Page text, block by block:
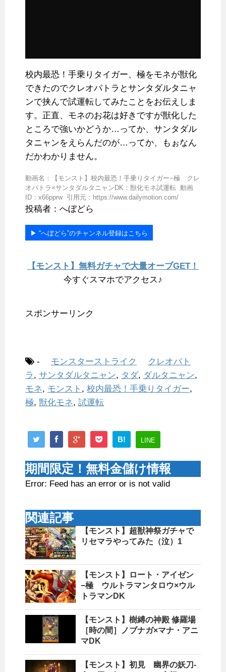
校内最恐！手乗りタイガー、極をモネが獣化
できたのでクレオパトラとサンタダルタニャ
ンで挟んで試運転してみたことをお伝えしま
す。正直、モネのお花は好きですが獣化した
ところで強いかどうか…ってか、サンタダル
タニャンをえらんだのが…ってか、もぉなん
だかわかりません。
動画名：【モンスト】校内最恐！手乗りタイガー−極 クレ
オパトラ×サンタダルタニャンDK：獣化モネ試運転 動画
ID：x66pprw 引用元：https://www.dailymotion.com/
投稿者：へぼどら
▶︎ “へぼどら”のチャンネル登録はこちら
【モンスト】無料ガチャで大量オーブGET！
今すぐスマホでアクセス♪
スポンサーリンク
- モンスターストライク
クレオパト
ラ , サンタダルタニャン, タダ, ダルタニャン,
モネ, モンスト , 校内最恐！手乗りタイガー,
極, 獣化モネ, 試運転
B! LINE
期間限定！無料金儲け情報
Error: Feed has an error or is not valid
関連記事
【モンスト】超獣神祭ガチャで
リセマラやってみた（泣）1
【モンスト】ロート・アイゼン
−極 ウルトラマンタロウ×ウル
トラマンDK
【モンスト】樹縛の神殿 修羅場
［時の間］ノブナガ×マナ・アニ
マDK
【モンスト】初見 幽界の妖刀-